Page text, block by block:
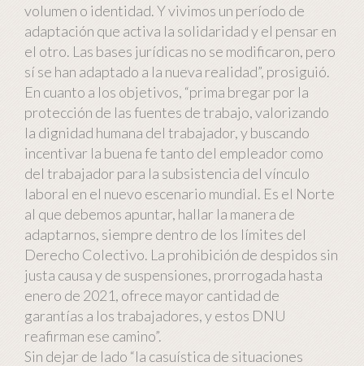
volumen o identidad. Y vivimos un período de
adaptación que activa la solidaridad y el pensar en
el otro. Las bases jurídicas no se modificaron, pero
sí se han adaptado a la nueva realidad”, prosiguió.
En cuanto a los objetivos, “prima bregar por la
protección de las fuentes de trabajo, valorizando
la dignidad humana del trabajador, y buscando
incentivar la buena fe tanto del empleador como
del trabajador para la subsistencia del vínculo
laboral en el nuevo escenario mundial. Es el Norte
al que debemos apuntar, hallar la manera de
adaptarnos, siempre dentro de los límites del
Derecho Colectivo. La prohibición de despidos sin
justa causa y de suspensiones, prorrogada hasta
enero de 2021, ofrece mayor cantidad de
garantías a los trabajadores, y estos DNU
reafirman ese camino”.
Sin dejar de lado “la casuística de situaciones